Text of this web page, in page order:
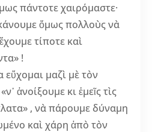
πάντοτε χαιρόμαστε·
ὅμως πολλοὺς νὰ
τίποτε καὶ
!
μαζὶ μὲ τὸν
ἀνοίξουμε κι ἐμεῖς τὶς
, νὰ πάρουμε δύναμη
καὶ χάρη ἀπὸ τὸν